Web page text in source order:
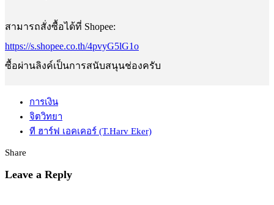
สามารถสั่งซื้อได้ที่ Shopee:
https://s.shopee.co.th/4pvyG5lG1o
ซื้อผ่านลิงค์เป็นการสนับสนุนช่องครับ
การเงิน
จิตวิทยา
ที ฮาร์ฟ เอคเคอร์ (T.Harv Eker)
Share
Leave a Reply